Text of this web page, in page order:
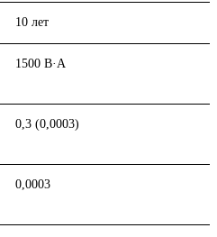
10 лет
1500 В·А
0,3 (0,0003)
0,0003